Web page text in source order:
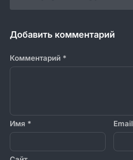
Добавить комментарий
Комментарий *
Имя * Email